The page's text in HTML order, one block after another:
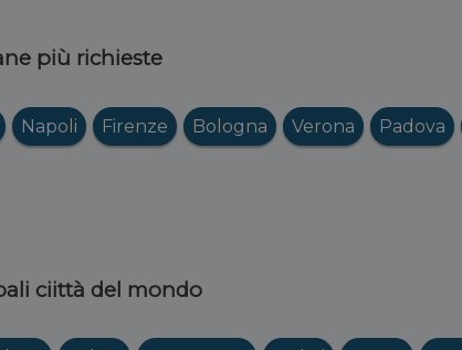
più richieste
Napoli Firenze Bologna Verona Padova
ciittà del mondo